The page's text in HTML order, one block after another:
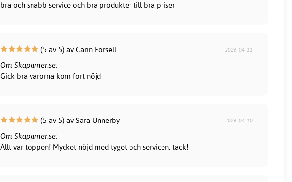
bra och snabb service och bra produkter till bra priser
(5 av 5) av Carin Forsell 2026-04-11
Om Skapamer.se:
Gick bra varorna kom fort nöjd
(5 av 5) av Sara Unnerby 2026-04-10
Om Skapamer.se:
Allt var toppen! Mycket nöjd med tyget och servicen. tack!